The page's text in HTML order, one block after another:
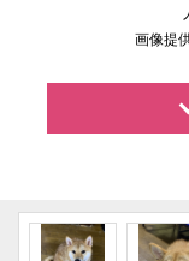
画像提